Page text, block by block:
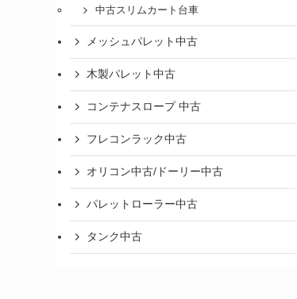
中古スリムカート台車
メッシュパレット中古
木製パレット中古
コンテナスロープ 中古
フレコンラック中古
オリコン中古/ドーリー中古
パレットローラー中古
タンク中古